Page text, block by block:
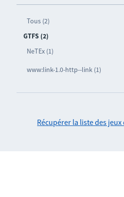
Tous (2)
GTFS (2)
NeTEx (1)
www:link-1.0-http--link (1)
Récupérer la liste des